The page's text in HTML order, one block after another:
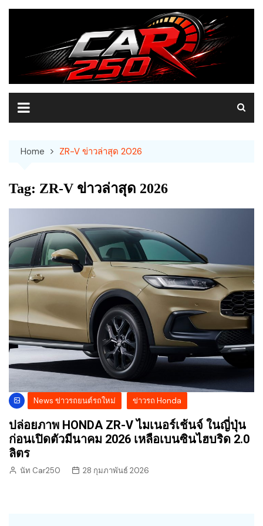
Skip
Home ZR-V ข่าวล่าสุด 2026
Tag: ZR-V ข่าวล่าสุด 2026
News ข่าวรถยนต์รถใหม่ ข่าวรถ Honda
ปล่อยภาพ HONDA ZR-V ไมเนอร์เช้นจ์ ในญี่ปุ่น
ก่อนเปิดตัวมีนาคม 2026 เหลือเบนซินไฮบริด 2.0
ลิตร
นัท Car250 28 กุมภาพันธ์ 2026